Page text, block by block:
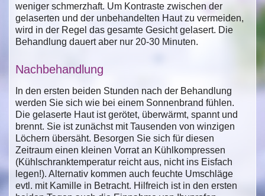
weniger schmerzhaft. Um Kontraste zwischen der
gelaserten und der unbehandelten Haut zu vermeiden,
wird in der Regel das gesamte Gesicht gelasert. Die
Behandlung dauert aber nur 20-30 Minuten.
Nachbehandlung
In den ersten beiden Stunden nach der Behandlung
werden Sie sich wie bei einem Sonnenbrand fühlen.
Die gelaserte Haut ist gerötet, überwärmt, spannt und
brennt. Sie ist zunächst mit Tausenden von winzigen
Löchern übersäht. Besorgen Sie sich für diesen
Zeitraum einen kleinen Vorrat an Kühlkompressen
(Kühlschranktemperatur reicht aus, nicht ins Eisfach
legen!). Alternativ kommen auch feuchte Umschläge
evtl. mit Kamille in Betracht. Hilfreich ist in den ersten